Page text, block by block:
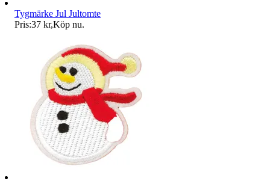
Tygmärke Jul Jultomte
Pris:37 kr,Köp nu.